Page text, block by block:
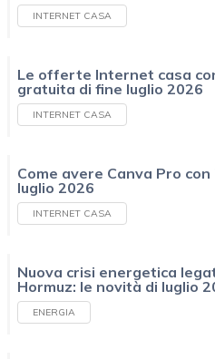
INTERNET CASA
Le offerte Internet casa
gratuita di fine luglio 2026
INTERNET CASA
Come avere Canva Pro
luglio 2026
INTERNET CASA
Nuova crisi energetica
Hormuz: le novità di luglio
ENERGIA